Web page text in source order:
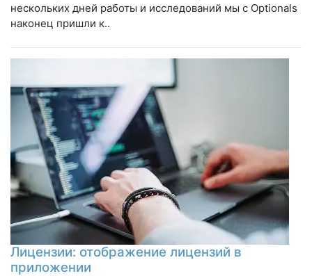
нескольких дней работы и исследований мы с Optionals
наконец пришли к..
Лицензии: отображение лицензий в
приложении